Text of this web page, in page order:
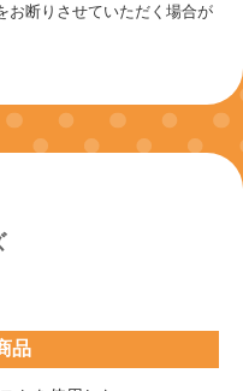
断りさせていただく場合が
品